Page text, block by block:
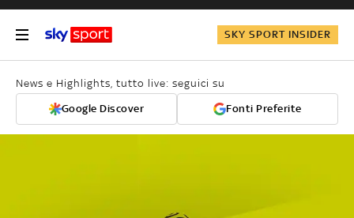
SKY SPORT INSIDER
News e Highlights, tutto live: seguici su
Google Discover Fonti Preferite